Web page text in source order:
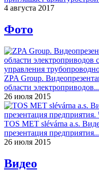
4 августа 2017
Фото
ZPA Group.
области электроприводов...
26 июля 2015
TOS MET slévárna a.s.
презентация
26 июля 2015
Видео